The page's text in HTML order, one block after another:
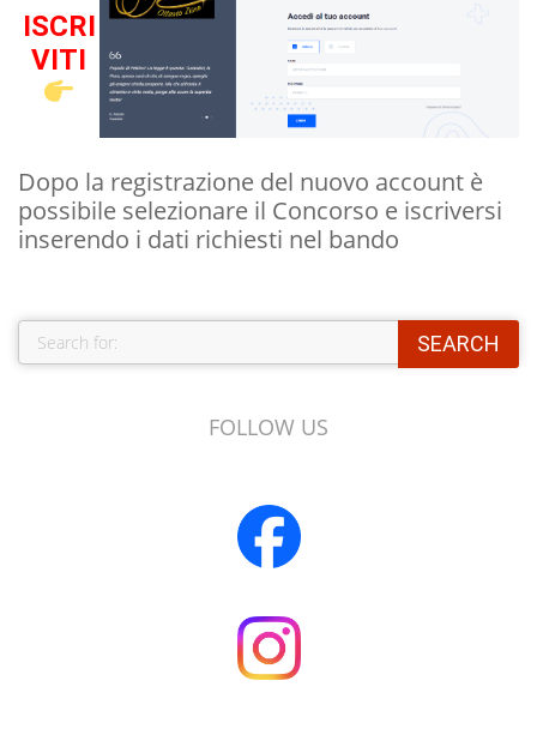
ISCRI
VITI
Dopo la registrazione del nuovo account è
possibile selezionare il Concorso e iscriversi
inserendo i dati richiesti nel bando
FOLLOW US